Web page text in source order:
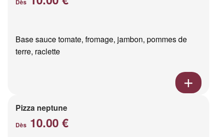
Dès
Base sauce tomate, fromage, jambon, pommes de
terre, raclette
Pizza neptune
Dès 10.00 €